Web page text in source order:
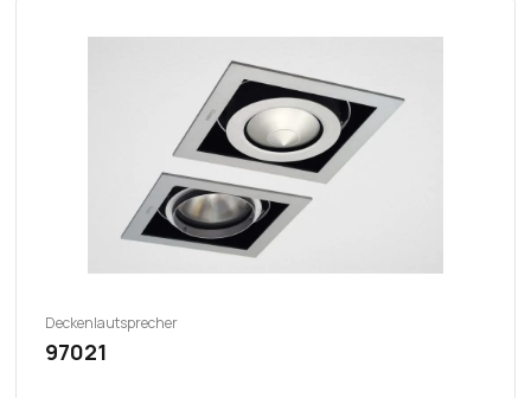
Deckenlautsprecher
97021